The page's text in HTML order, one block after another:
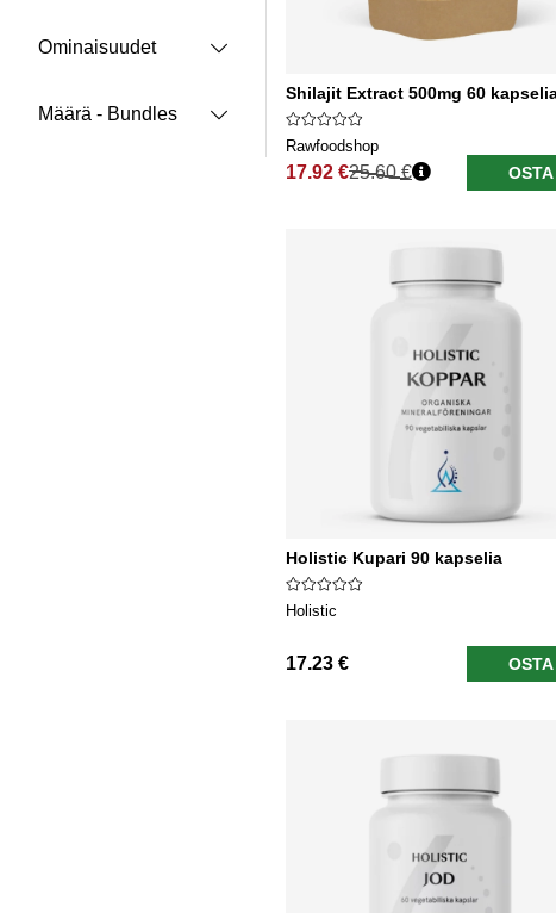
Ominaisuudet
Määrä - Bundles
Shilajit Extract 500mg 60
Rawfoodshop
17.92 €
Normaali hinta
25.60 € OSTA
Holistic Kupari 90 kapselia
Holistic
17.23 € OSTA